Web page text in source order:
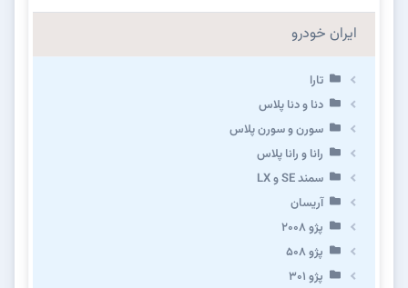
ایران خودرو
تارا
دنا و دنا پلاس
سورن و سورن پلاس
رانا و رانا پلاس
سمند SE و LX
آریسان
پژو ۲۰۰۸
پژو ۵۰۸
پژو 301